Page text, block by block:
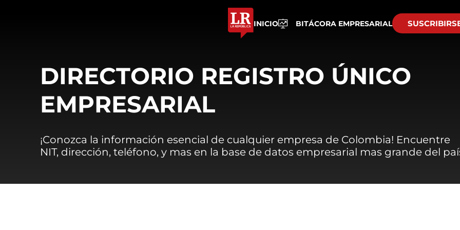
INICIO BITÁCORA EMPRESARIAL
DIRECTORIO REGISTRO ÚNICO
EMPRESARIAL
¡Conozca la información esencial de cualquier empresa de Colombia! Encuentre
NIT, dirección, teléfono, y mas en la base de datos empresarial mas grande del